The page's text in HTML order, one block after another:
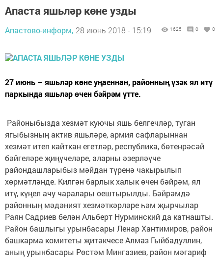
Апаста яшьләр көне узды
Апастово-информ, 28 июнь 2018 - 15:19 1625 0 0
27 июнь – яшьләр көне уңаеннан, районның үзәк ял итү
паркында яшьләр өчен бәйрәм үтте.
Районыбызда хезмәт куючы яшь белгечләр, туган
ягыбызның актив яшьләре, армия сафларыннан
хезмәт итеп кайткан егетләр, республика, бөтенрәсәй
бәйгеләре җиңүчеләре, аларны әзерләүче
райондашларыбыз мәйдан түренә чакырылып
хөрмәтләнде. Килгән барлык халык өчен бәйрәм, ял
итү, күңел ачу чаралары оештырылды. Бәйрәмдә
районның мәдәният хезмәткәрләре һәм җырчылар
Раян Садриев белән Альберт Нурминский да катнашты.
Район башлыгы урынбасары Ленар Хантимиров, район
башкарма комитеты җитәкчесе Алмаз Гыйбадуллин,
аның урынбасары Рөстәм Мингазиев, район мәгариф